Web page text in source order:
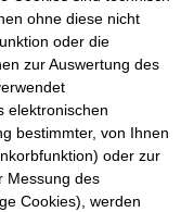
ohne diese nicht
oder die
zur Auswertung des
elektronischen
bestimmter, von Ihnen
oder zur
Messung des
Cookies), werden